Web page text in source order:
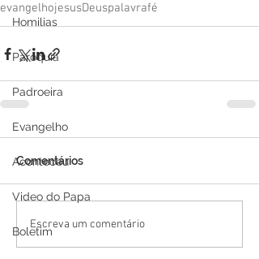
Homilias
Paróquia
Padroeira
Evangelho
Aconteceu
Video do Papa
Boletim
evangelhojesusDeuspalavrafé
Comentários
Escreva um comentário